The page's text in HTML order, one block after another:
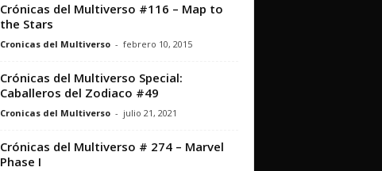
Crónicas del Multiverso #116 – Map to
the Stars
Cronicas del Multiverso - febrero 10, 2015
Crónicas del Multiverso Special:
Caballeros del Zodiaco #49
Cronicas del Multiverso - julio 21, 2021
Crónicas del Multiverso # 274 – Marvel
Phase I